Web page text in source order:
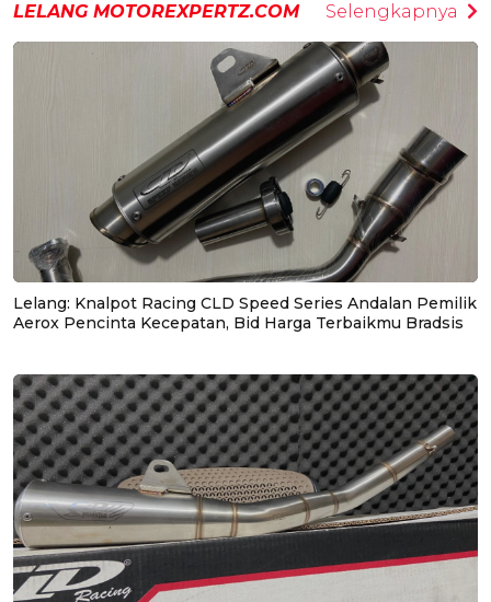
LELANG MOTOREXPERTZ.COM Selengkapnya
Lelang: Knalpot Racing CLD Speed Series Andalan Pemilik
Aerox Pencinta Kecepatan, Bid Harga Terbaikmu Bradsis